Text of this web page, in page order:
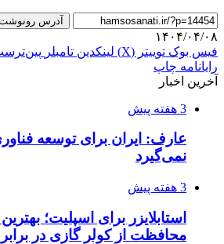
آدرس
۱۴۰۴/۰۴/۰۸
فیس بوک توییتر (X) لینکدین ‫تامبلر
رایانامه چاپ
آخرین اخبار
3 هفته پیش
عارف: ایران برای توسعه
نمی‌گیرد
3 هفته پیش
استابلایزر برای اسپلیت؛
محافظت از کولر گازی در